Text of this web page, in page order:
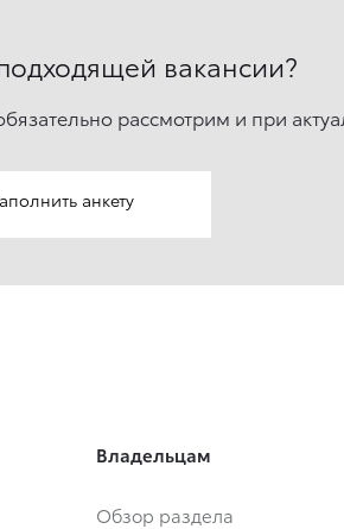
вакансии?
рассмотрим и при
анкету
Владельцам
Обзор раздела